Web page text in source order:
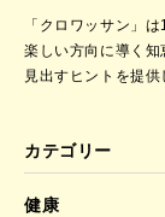
「クロワッサン」
楽しい方向に導く
見出すヒントを提供
カテゴリー
健康